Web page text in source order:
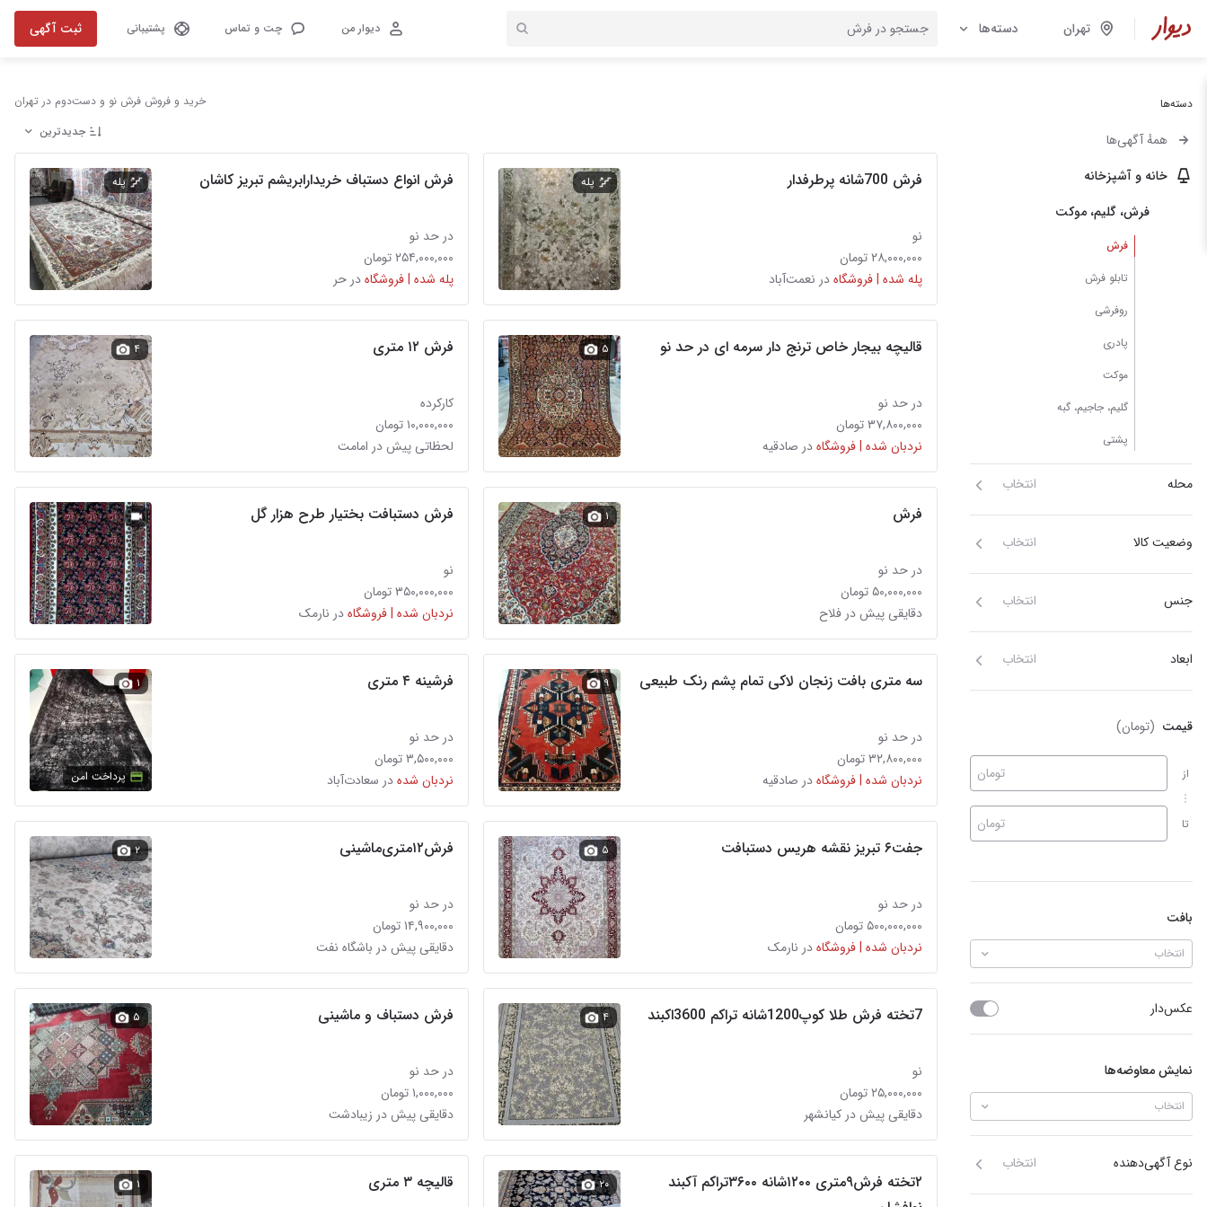
تهران دسته‌ها دیوار من چت و تماس پشتیبانی ثبت آگهی
دسته‌ها
همهٔ آگهی‌ها
خانه و آشپزخانه
فرش، گلیم، موکت
فرش
تابلو فرش
روفرشی
پادری
موکت
گلیم، جاجیم، گبه
پشتی
محله انتخاب
وضعیت کالا انتخاب
جنس انتخاب
ابعاد انتخاب
قیمت (تومان)
از
تا
تومان
تومان
بافت
انتخاب
عکس‌دار
نمایش معاوضه‌ها
انتخاب
نوع آگهی‌دهنده انتخاب
خرید و فروش فرش نو و دست‌دوم در تهران
جدیدترین
فرش 700شانه پرطرفدار
نو
۲۸,۰۰۰,۰۰۰ تومان
پله شده | فروشگاهدر نعمت‌آباد
پله فرش انواع دستباف خریدارابریشم تبریز کاشان
در حد نو
۲۵۴,۰۰۰,۰۰۰ تومان
پله شده | فروشگاهدر حر
پله
قالیچه بیجار خاص ترنج دار سرمه ای در حد نو
در حد نو
۳۷,۸۰۰,۰۰۰ تومان
نردبان شده | فروشگاهدر صادقیه
۵ فرش ۱۲ متری
کارکرده
۱۰,۰۰۰,۰۰۰ تومان
لحظاتی پیش در امامت
۴
فرش
در حد نو
۵۰,۰۰۰,۰۰۰ تومان
دقایقی پیش در فلاح
۱ فرش دستبافت بختیار طرح هزار گل
نو
۳۵۰,۰۰۰,۰۰۰ تومان
نردبان شده | فروشگاهدر نارمک
سه متری بافت زنجان لاکی تمام پشم رنک طبیعی
در حد نو
۳۲,۸۰۰,۰۰۰ تومان
نردبان شده | فروشگاهدر صادقیه
۹ فرشینه ۴ متری
در حد نو
۳,۵۰۰,۰۰۰ تومان
نردبان شدهدر سعادت‌آباد
۱
پرداخت امن
جفت۶ تبریز نقشه هریس دستبافت
در حد نو
۵۰۰,۰۰۰,۰۰۰ تومان
نردبان شده | فروشگاهدر نارمک
۵ فرش۱۲متری‌ماشینی
در حد نو
۱۴,۹۰۰,۰۰۰ تومان
دقایقی پیش در باشگاه نفت
۲
7تخته فرش طلا کوپ1200شانه تراکم 3600اکبند
نو
۲۵,۰۰۰,۰۰۰ تومان
دقایقی پیش در کیانشهر
۴ فرش دستباف و ماشینی
در حد نو
۱,۰۰۰,۰۰۰ تومان
دقایقی پیش در زیبادشت
۵
۲تخته فرش۹متری ۱۲۰۰شانه ۳۶۰۰تراکم آکبند
۲۰ قالیچه ۳ متری ۱